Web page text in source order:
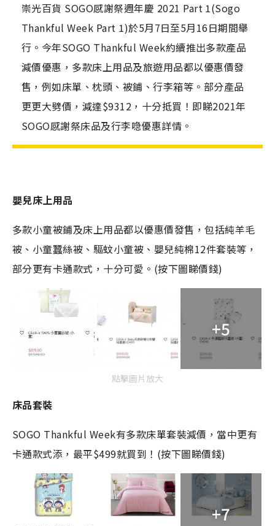
崇光百貨 SOGO感謝祭週年慶 2021 Part 1(Sogo
Thankful Week Part 1)於5月7日至5月16日期間舉
行。今年SOGO Thankful Week約續推出多款產品
減價優惠，多款床上用品及旅遊用品都以優惠價發
售，例如床單、枕頭、被鋪、行李箱等。部分產品
更更大劈價，減達$9312，十分抵買！即睇2021年
SOGO感謝祭床品及行李喼優惠詳情。
嬰兒床上用品
多款小童被鋪及床上用品都以優惠價發售，包括純羊毛
被、小童蠶絲被、驅蚊小童被、嬰兒純棉12件套裝等，
部分更有卡通款式，十分可愛。(按下圖睇價錢)
+5
點擊圖片放大
床品套裝
SOGO Thankful Week有多款床單套裝減價，當中更有
卡通款式添，最平$499就買到！(按下圖睇價錢)
+7